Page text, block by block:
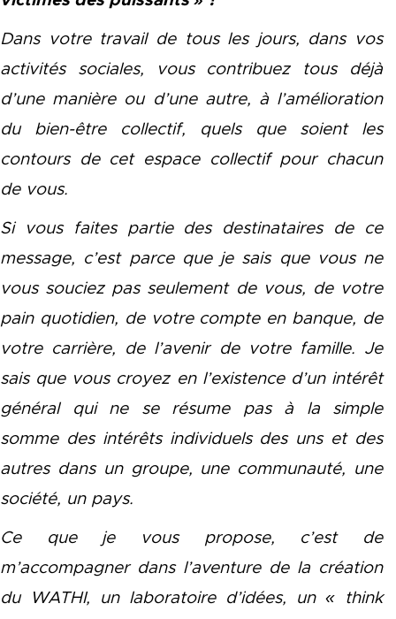
Dans votre travail de tous les jours, dans vos
activités sociales, vous contribuez tous déjà
d’une manière ou d’une autre, à l’amélioration
du bien-être collectif, quels que soient les
contours de cet espace collectif pour chacun
de vous.
Si vous faites partie des destinataires de ce
message, c’est parce que je sais que vous ne
vous souciez pas seulement de vous, de votre
pain quotidien, de votre compte en banque, de
votre carrière, de l’avenir de votre famille. Je
sais que vous croyez en l’existence d’un intérêt
général qui ne se résume pas à la simple
somme des intérêts individuels des uns et des
autres dans un groupe, une communauté, une
société, un pays.
Ce que je vous propose, c’est de
m’accompagner dans l’aventure de la création
du WATHI, un laboratoire d’idées, un « think